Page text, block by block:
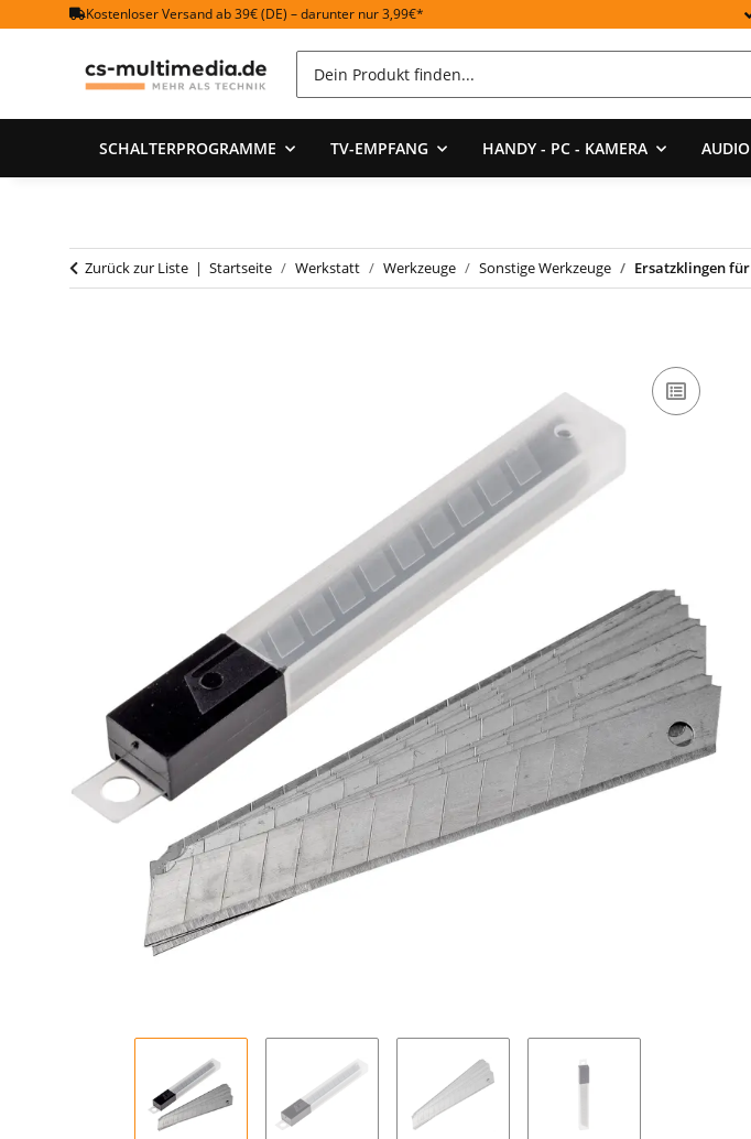
Kostenloser Versand ab 39€ (DE) – darunter nur 3,99€*
SCHALTERPROGRAMME TV-EMPFANG HANDY - PC - KAMERA AUDIO
Zurück zur Liste Startseite Werkstatt Werkzeuge Sonstige Werkzeuge Ersatzklingen